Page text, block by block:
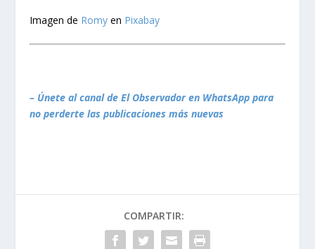
Imagen de Romy en Pixabay
– Únete al canal de El Observador en WhatsApp para
no perderte las publicaciones más nuevas
COMPARTIR: